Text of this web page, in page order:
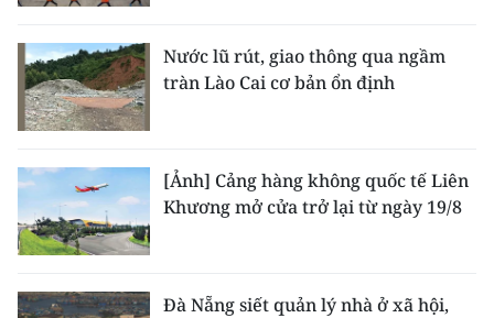
Nước lũ rút, giao thông qua ngầm
tràn Lào Cai cơ bản ổn định
[Ảnh] Cảng hàng không quốc tế Liên
Khương mở cửa trở lại từ ngày 19/8
Đà Nẵng siết quản lý nhà ở xã hội,